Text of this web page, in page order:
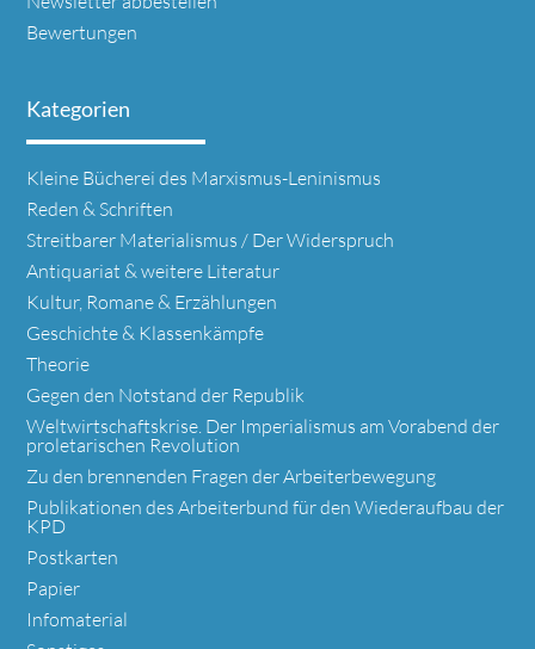
Bewertungen
Kategorien
Navigation
überspringen
Kleine Bücherei des Marxismus-Leninismus
Reden & Schriften
Streitbarer Materialismus / Der Widerspruch
Antiquariat & weitere Literatur
Kultur, Romane & Erzählungen
Geschichte & Klassenkämpfe
Theorie
Gegen den Notstand der Republik
Weltwirtschaftskrise. Der Imperialismus am Vorabend der
proletarischen Revolution
Zu den brennenden Fragen der Arbeiterbewegung
Publikationen des Arbeiterbund für den Wiederaufbau der
KPD
Postkarten
Papier
Infomaterial